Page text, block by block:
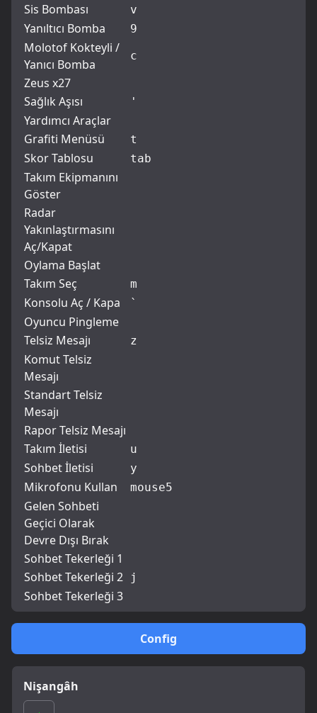
Config
Nişangâh
Sis Bombası v
Yanıltıcı Bomba 9
Molotof Kokteyli /
Yanıcı Bomba
c
Zeus x27
Sağlık Aşısı
'
Yardımcı Araçlar
Grafiti Menüsü
t
Skor Tablosu tab
Takım Ekipmanını
Göster
Radar
Yakınlaştırmasını
Aç/Kapat
Oylama Başlat
Takım Seç
m
Konsolu Aç / Kapa `
Oyuncu Pingleme
Telsiz Mesajı
z
Komut Telsiz
Mesajı
Standart Telsiz
Mesajı
Rapor Telsiz Mesajı
Takım İletisi
u
Sohbet İletisi y
Mikrofonu Kullan mouse5
Gelen Sohbeti
Geçici Olarak
Devre Dışı Bırak
Sohbet Tekerleği 1
Sohbet Tekerleği 2
j
Sohbet Tekerleği 3